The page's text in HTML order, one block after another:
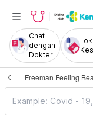
Chat
dengan
Dokter